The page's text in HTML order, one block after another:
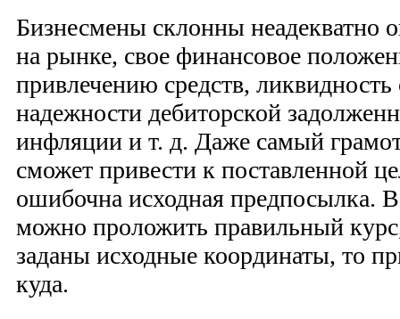
Бизнесмены склонны неадекватно
на рынке, свое финансовое
привлечению средств, ликвидность
надежности дебиторской
инфляции и т. д. Даже самый
сможет привести к поставленной
ошибочна исходная предпосылка.
можно проложить правильный
заданы исходные координаты, то
куда.